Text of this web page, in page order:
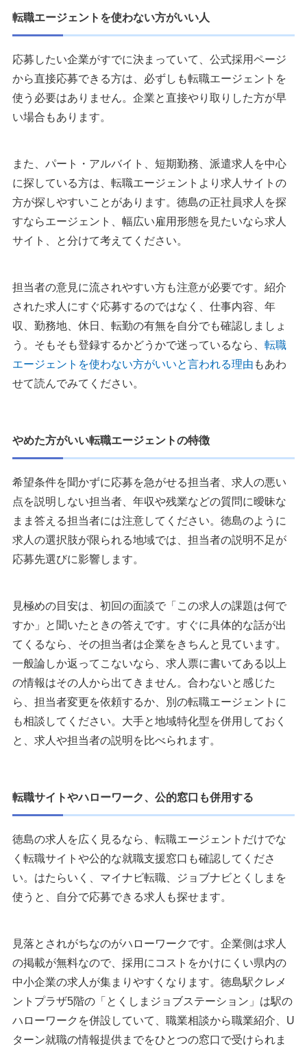
転職エージェントを使わない方がいい人
応募したい企業がすでに決まっていて、公式採用ページ
から直接応募できる方は、必ずしも転職エージェントを
使う必要はありません。企業と直接やり取りした方が早
い場合もあります。
また、パート・アルバイト、短期勤務、派遣求人を中心
に探している方は、転職エージェントより求人サイトの
方が探しやすいことがあります。徳島の正社員求人を探
すならエージェント、幅広い雇用形態を見たいなら求人
サイト、と分けて考えてください。
担当者の意見に流されやすい方も注意が必要です。紹介
された求人にすぐ応募するのではなく、仕事内容、年
収、勤務地、休日、転勤の有無を自分でも確認しましょ
う。そもそも登録するかどうかで迷っているなら、 転職
エージェントを使わない方がいいと言われる理由 もあわ
せて読んでみてください。
やめた方がいい転職エージェントの特徴
希望条件を聞かずに応募を急がせる担当者、求人の悪い
点を説明しない担当者、年収や残業などの質問に曖昧な
まま答える担当者には注意してください。徳島のように
求人の選択肢が限られる地域では、担当者の説明不足が
応募先選びに影響します。
見極めの目安は、初回の面談で「この求人の課題は何で
すか」と聞いたときの答えです。すぐに具体的な話が出
てくるなら、その担当者は企業をきちんと見ています。
一般論しか返ってこないなら、求人票に書いてある以上
の情報はその人から出てきません。合わないと感じた
ら、担当者変更を依頼するか、別の転職エージェントに
も相談してください。大手と地域特化型を併用しておく
と、求人や担当者の説明を比べられます。
転職サイトやハローワーク、公的窓口も併用する
徳島の求人を広く見るなら、転職エージェントだけでな
く転職サイトや公的な就職支援窓口も確認してくださ
い。はたらいく、マイナビ転職、ジョブナビとくしまを
使うと、自分で応募できる求人も探せます。
見落とされがちなのがハローワークです。企業側は求人
の掲載が無料なので、採用にコストをかけにくい県内の
中小企業の求人が集まりやすくなります。徳島駅クレメ
ントプラザ5階の「とくしまジョブステーション」は駅の
ハローワークを併設していて、職業相談から職業紹介、U
ターン就職の情報提供までをひとつの窓口で受けられま